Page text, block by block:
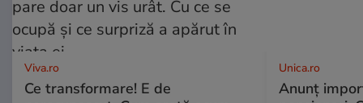
Viva.ro
Ce transformare! E de
Unica.ro
Anunț